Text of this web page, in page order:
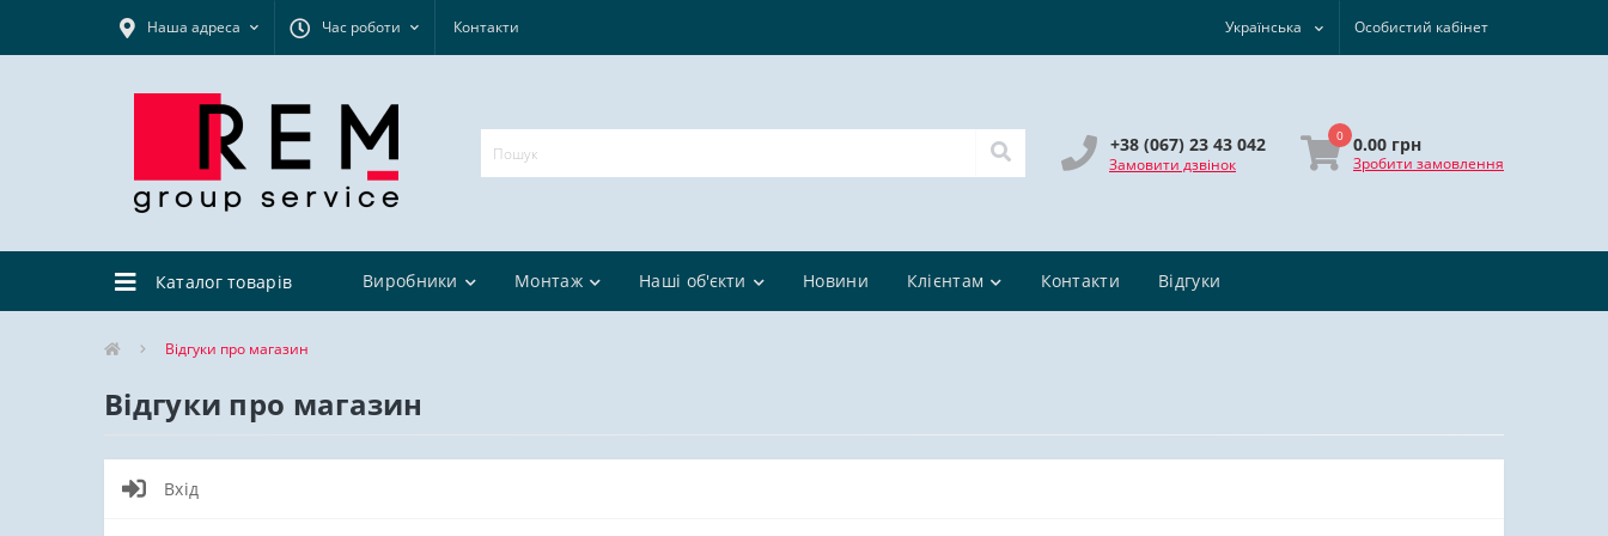
Наша адреса Час роботи Контакти Українська Особистий кабінет
+38 (067) 23 43 042
Замовити дзвінок
0 0.00 грн
Зробити замовлення
Каталог товарів Виробники Монтаж Наші об'єкти Новини Клієнтам Контакти Відгуки
Відгуки про магазин
Відгуки про магазин
Вхід